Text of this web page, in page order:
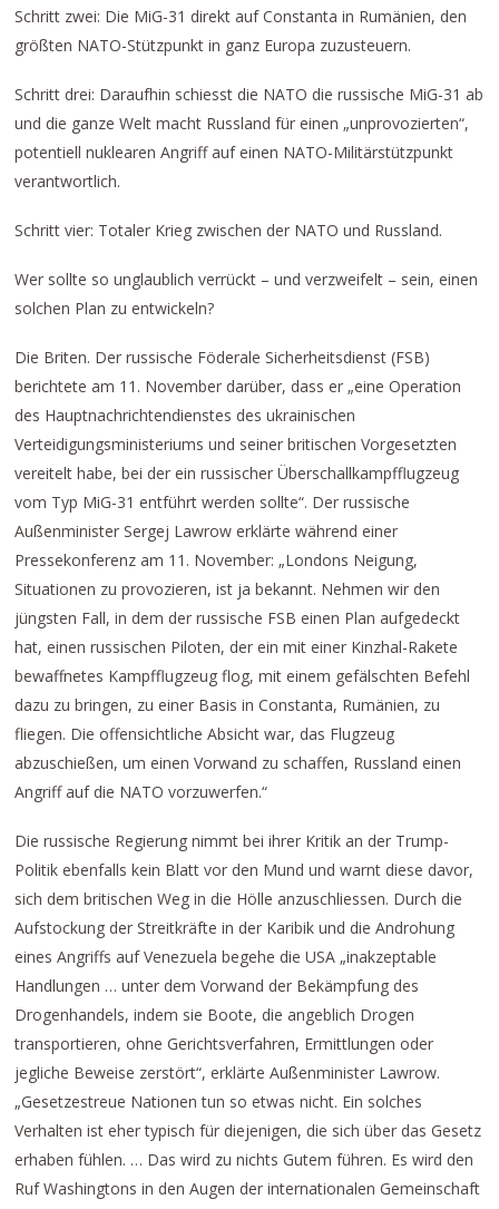
Schritt zwei: Die MiG-31 direkt auf Constanta in Rumänien, den
größten NATO-Stützpunkt in ganz Europa zuzusteuern.
Schritt drei: Daraufhin schiesst die NATO die russische MiG-31 ab
und die ganze Welt macht Russland für einen „unprovozierten“,
potentiell nuklearen Angriff auf einen NATO-Militärstützpunkt
verantwortlich.
Schritt vier: Totaler Krieg zwischen der NATO und Russland.
Wer sollte so unglaublich verrückt – und verzweifelt – sein, einen
solchen Plan zu entwickeln?
Die Briten. Der russische Föderale Sicherheitsdienst (FSB)
berichtete am 11. November darüber, dass er „eine Operation
des Hauptnachrichtendienstes des ukrainischen
Verteidigungsministeriums und seiner britischen Vorgesetzten
vereitelt habe, bei der ein russischer Überschallkampfflugzeug
vom Typ MiG-31 entführt werden sollte“. Der russische
Außenminister Sergej Lawrow erklärte während einer
Pressekonferenz am 11. November: „Londons Neigung,
Situationen zu provozieren, ist ja bekannt. Nehmen wir den
jüngsten Fall, in dem der russische FSB einen Plan aufgedeckt
hat, einen russischen Piloten, der ein mit einer Kinzhal-Rakete
bewaffnetes Kampfflugzeug flog, mit einem gefälschten Befehl
dazu zu bringen, zu einer Basis in Constanta, Rumänien, zu
fliegen. Die offensichtliche Absicht war, das Flugzeug
abzuschießen, um einen Vorwand zu schaffen, Russland einen
Angriff auf die NATO vorzuwerfen.“
Die russische Regierung nimmt bei ihrer Kritik an der Trump-
Politik ebenfalls kein Blatt vor den Mund und warnt diese davor,
sich dem britischen Weg in die Hölle anzuschliessen. Durch die
Aufstockung der Streitkräfte in der Karibik und die Androhung
eines Angriffs auf Venezuela begehe die USA „inakzeptable
Handlungen … unter dem Vorwand der Bekämpfung des
Drogenhandels, indem sie Boote, die angeblich Drogen
transportieren, ohne Gerichtsverfahren, Ermittlungen oder
jegliche Beweise zerstört“, erklärte Außenminister Lawrow.
„Gesetzestreue Nationen tun so etwas nicht. Ein solches
Verhalten ist eher typisch für diejenigen, die sich über das Gesetz
erhaben fühlen. … Das wird zu nichts Gutem führen. Es wird den
Ruf Washingtons in den Augen der internationalen Gemeinschaft